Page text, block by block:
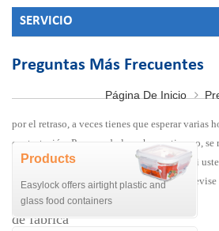
SERVICIO
Products
Easylock offers airtight plastic and
glass food containers
Preguntas Más Frecuentes
Página De Inicio
por el retraso, a veces tienes que esperar varias
contestación. Para ayudarle a ahorrar tiempo, se
preguntas frecuentes de nuestros clientes. Si
sobre nuestro producto, por favor primero
de fábrica